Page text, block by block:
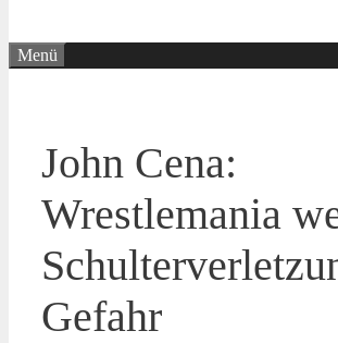
Menü
John Cena:
Wrestlemania
Gefahr